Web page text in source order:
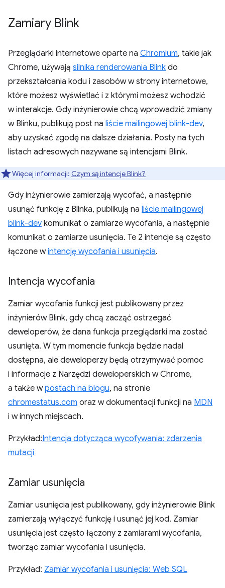
Zamiary Blink
Przeglądarki internetowe oparte na Chromium, takie jak
Chrome, używają silnika renderowania Blink do
przekształcania kodu i zasobów w strony internetowe,
które możesz wyświetlać i z którymi możesz wchodzić
w interakcje. Gdy inżynierowie chcą wprowadzić zmiany
w Blinku, publikują post na liście mailingowej blink-dev,
aby uzyskać zgodę na dalsze działania. Posty na tych
listach adresowych nazywane są intencjami Blink.
Więcej informacji: Czym są intencje Blink?
Gdy inżynierowie zamierzają wycofać, a następnie
usunąć funkcję z Blinka, publikują na liście mailingowej
blink-dev komunikat o zamiarze wycofania, a następnie
komunikat o zamiarze usunięcia. Te 2 intencje są często
łączone wintencję wycofania i usunięcia.
Intencja wycofania
Zamiar wycofania funkcji jest publikowany przez
inżynierów Blink, gdy chcą zacząć ostrzegać
deweloperów, że dana funkcja przeglądarki ma zostać
usunięta. W tym momencie funkcja będzie nadal
dostępna, ale deweloperzy będą otrzymywać pomoc
i informacje z Narzędzi deweloperskich w Chrome,
a także wpostach na blogu, na stronie
chromestatus.com oraz w dokumentacji funkcji na MDN
i w innych miejscach.
Przykład:Intencja dotycząca wycofywania: zdarzenia
mutacji
Zamiar usunięcia
Zamiar usunięcia jest publikowany, gdy inżynierowie Blink
zamierzają wyłączyć funkcję i usunąć jej kod. Zamiar
usunięcia jest często łączony z zamiarami wycofania,
tworząc zamiar wycofania i usunięcia.
Przykład: Zamiar wycofania i usunięcia: Web SQL